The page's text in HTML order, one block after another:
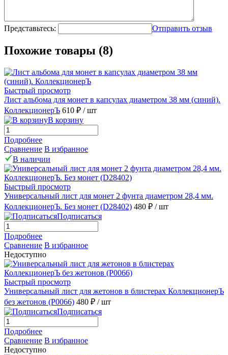
Представьтесь: Отправить отзыв
Похожие товары (8)
Быстрый просмотр
Лист альбома для монет в капсулах диаметром 38 мм (синий).
КоллекционерЪ 610 ₽ / шт
В корзину
Подробнее
Сравнение В избранное
В наличии
Быстрый просмотр
Универсальный лист для монет 2 фунта диаметром 28,4 мм.
КоллекционерЪ. Без монет (D28402) 480 ₽ / шт
Подписаться
Подробнее
Сравнение В избранное
Недоступно
Быстрый просмотр
Универсальный лист для жетонов в блистерах КоллекционерЪ
без жетонов (P0066) 480 ₽ / шт
Подписаться
Подробнее
Сравнение В избранное
Недоступно